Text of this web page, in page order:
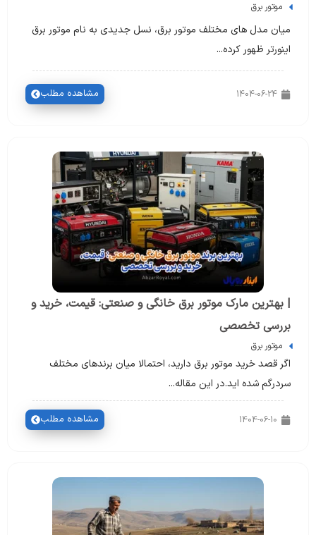
موتور برق
میان مدل های مختلف موتور برق، نسل جدیدی به نام موتور برق
اینورتر ظهور کرده...
1404-06-24 مشاهده مطلب
| بهترین مارک موتور برق خانگی و صنعتی: قیمت، خرید و
بررسی تخصصی
موتور برق
اگر قصد خرید موتور برق دارید، احتمالا میان برندهای مختلف
سردرگم شده اید.در این مقاله...
1404-06-10 مشاهده مطلب